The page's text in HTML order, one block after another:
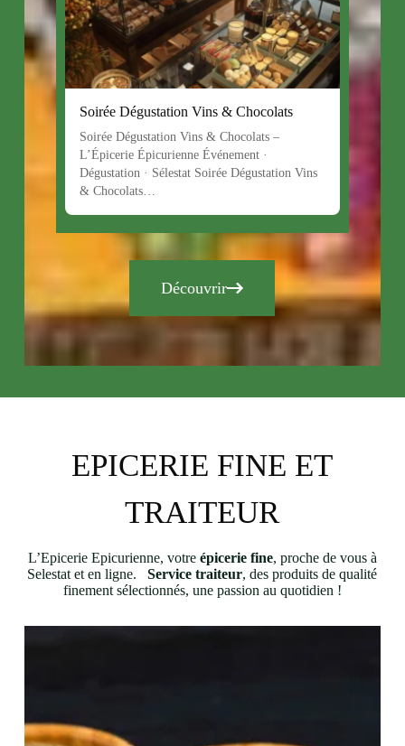
Soirée Dégustation Vins & Chocolats
Soirée Dégustation Vins & Chocolats –
L’Épicerie Épicurienne Événement ·
Dégustation · Sélestat Soirée Dégustation Vins
& Chocolats…
Découvrir
EPICERIE FINE ET
TRAITEUR
L’Epicerie Epicurienne, votre épicerie fine, proche de vous à
Selestat et en ligne.
Service traiteur, des produits de qualité
finement sélectionnés, une passion au quotidien !